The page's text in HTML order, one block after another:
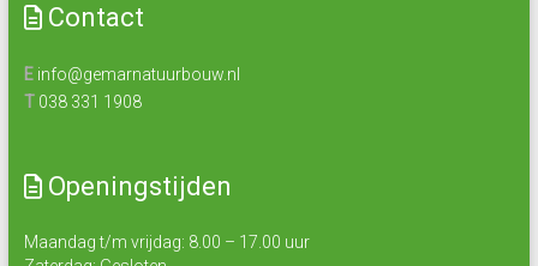
Contact
E info@gemarnatuurbouw.nl
T 038 331 1908
Openingstijden
Maandag t/m vrijdag: 8.00 – 17.00 uur